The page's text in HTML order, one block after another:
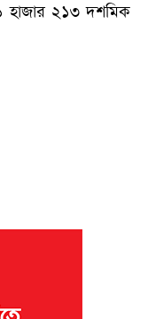
হাজার ২১৩ দশমিক